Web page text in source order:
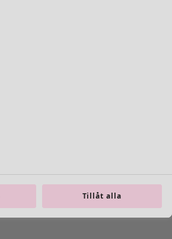
Tillåt alla